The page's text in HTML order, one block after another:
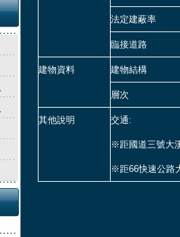
法定建蔽率
臨接道路
建物資料 建物結構
層次
其他說明 交通:
※距國道三號大
※距66快速公路